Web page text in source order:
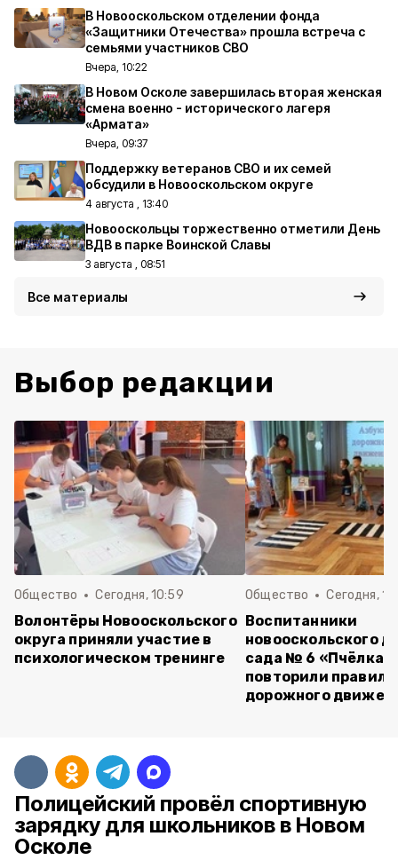
В Новооскольском отделении фонда
«Защитники Отечества» прошла встреча с
семьями участников СВО
Вчера, 10:22
В Новом Осколе завершилась вторая женская
смена военно - исторического лагеря
«Армата»
Вчера, 09:37
Поддержку ветеранов СВО и их семей
обсудили в Новооскольском округе
4 августа , 13:40
Новооскольцы торжественно отметили День
ВДВ в парке Воинской Славы
3 августа , 08:51
Все материалы
Выбор редакции
Общество Сегодня, 10:59
Волонтёры Новооскольского
округа приняли участие в
психологическом тренинге
Общество Сегодня,
Воспитанники
новооскольского
сада № 6 «Пчёлка»
повторили правила
дорожного
Полицейский провёл спортивную
зарядку для школьников в Новом
Осколе